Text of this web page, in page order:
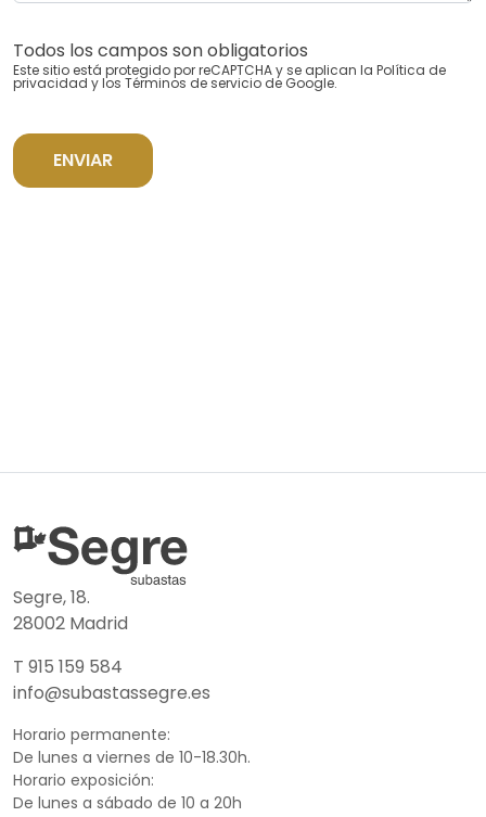
Todos los campos son obligatorios
Este sitio está protegido por reCAPTCHA y se aplican la Política de
privacidad y los Términos de servicio de Google.
ENVIAR
Segre, 18.
28002 Madrid
T 915 159 584
info@subastassegre.es
Horario permanente:
De lunes a viernes de 10-18.30h.
Horario exposición:
De lunes a sábado de 10 a 20h